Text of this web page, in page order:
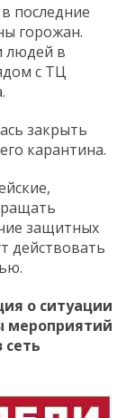
последние
горожан.
людей в
с ТЦ
закрыть
карантина.
защитных
действовать
о ситуации
мероприятий
сеть